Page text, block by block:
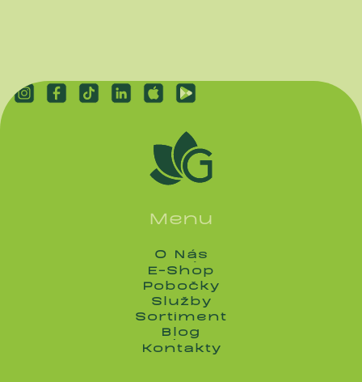
Menu
O Nás
O Nás
E-Shop
E-Shop
Pobočky
Pobočky
Služby
Služby
Sortiment
Sortiment
Blog
Blog
Kontakty
Kontakty